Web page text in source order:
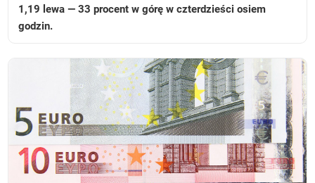
1,19 lewa — 33 procent w górę w czterdzieści osiem
godzin.